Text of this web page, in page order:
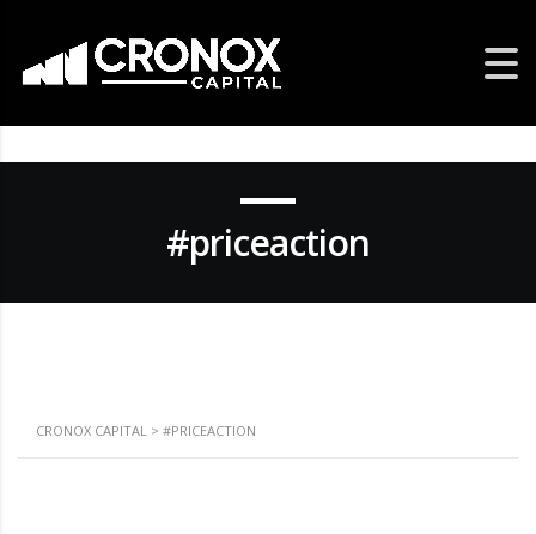
#priceaction
CRONOX CAPITAL > #PRICEACTION